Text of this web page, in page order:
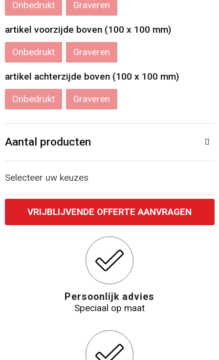
Onbedrukt Graveren
artikel voorzijde boven (100 x 100 mm)
Onbedrukt Graveren
artikel achterzijde boven (100 x 100 mm)
Onbedrukt Graveren
Aantal producten
Selecteer uw keuzes
VRIJBLIJVENDE OFFERTE AANVRAGEN
Persoonlijk advies
Speciaal op maat